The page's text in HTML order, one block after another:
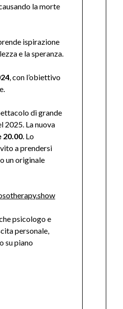
la morte
ispirazione
e la speranza.
, con l’obiettivo
di grande
2025. La nuova
20.00. Lo
a prendersi
un originale
psicologo e
personale,
su piano